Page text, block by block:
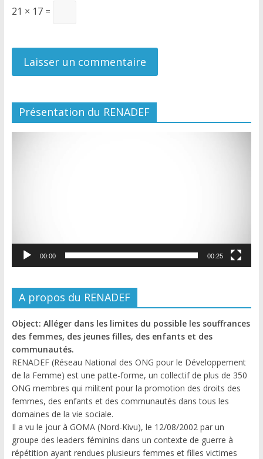
21 × 17 =
Présentation du RENADEF
00:00 00:25
A propos du RENADEF
Object: Alléger dans les limites du possible les souffrances
des femmes, des jeunes filles, des enfants et des
communautés.
RENADEF (Réseau National des ONG pour le Développement
de la Femme) est une patte-forme, un collectif de plus de 350
ONG membres qui militent pour la promotion des droits des
femmes, des enfants et des communautés dans tous les
domaines de la vie sociale.
Il a vu le jour à GOMA (Nord-Kivu), le 12/08/2002 par un
groupe des leaders féminins dans un contexte de guerre à
répétition ayant rendues plusieurs femmes et filles victimes